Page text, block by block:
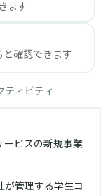
ます
と確認できます
ティビティ
ビスの新規事業
が管理する学生コ